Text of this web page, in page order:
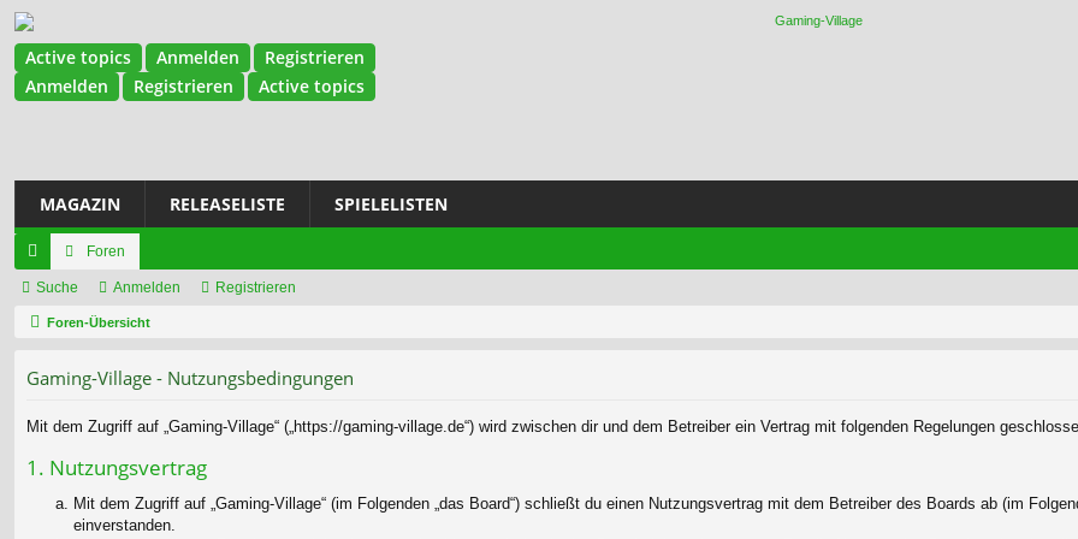
Active topics Anmelden
Registrieren
Anmelden
Registrieren Active topics
MAGAZIN RELEASELISTE SPIELELISTEN
ch
ne
riff
Foren
Suche Anmelden Registrieren
Foren-Übersicht
Gaming-Village - Nutzungsbedingungen
Mit dem Zugriff auf „Gaming-Village“ („https://gaming-village.de“) wird zwischen dir und dem Betreiber ein Vertrag mit folgenden Regelungen
1. Nutzungsvertrag
Mit dem Zugriff auf „Gaming-Village“ (im Folgenden „das Board“) schließt du einen Nutzungsvertrag mit dem Betreiber des Boards ab (im
einverstanden.